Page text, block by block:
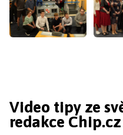
Video tipy ze
redakce